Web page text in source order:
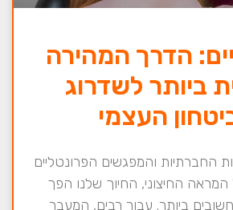
הדרך המהירה
ביותר לשדרוג
העצמי
החברתיות והמפגשים הפרונטליים
החיצוני, החיוך שלנו הפך
ביותר. עבור רבים, המעבר